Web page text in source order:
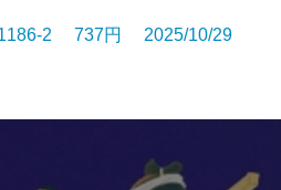
2 737円 2025/10/29